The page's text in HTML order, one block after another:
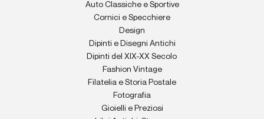
Auto Classiche e Sportive
Cornici e Specchiere
Design
Dipinti e Disegni Antichi
Dipinti del XIX-XX Secolo
Fashion Vintage
Filatelia e Storia Postale
Fotografia
Gioielli e Preziosi